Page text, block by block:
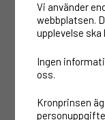
Vi använder
webbplatsen.
upplevelse
Ingen
oss.
Kronprinsen